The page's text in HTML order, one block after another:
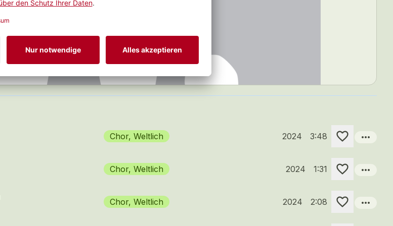
Chor, Weltlich 2024 3:48 more_horiz
Chor, Weltlich 2024 1:31 more_horiz
Chor, Weltlich 2024 2:08 more_horiz